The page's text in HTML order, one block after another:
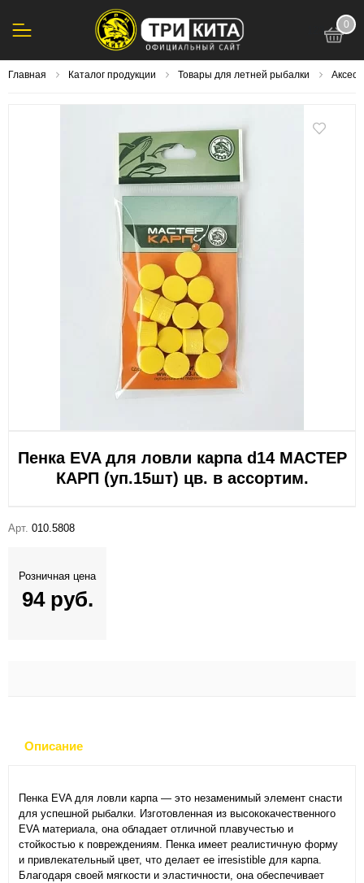
0
Главная Каталог продукции Товары для летней рыбалки
Пенка EVA для ловли карпа d14 МАСТЕР
КАРП (уп.15шт) цв. в ассортим.
Арт. 010.5808
Розничная цена
94 руб.
Описание
Пенка EVA для ловли карпа — это незаменимый элемент снасти
для успешной рыбалки. Изготовленная из высококачественного
EVA материала, она обладает отличной плавучестью и
стойкостью к повреждениям. Пенка имеет реалистичную форму
и привлекательный цвет, что делает ее irresistible для карпа.
Благодаря своей мягкости и эластичности, она обеспечивает